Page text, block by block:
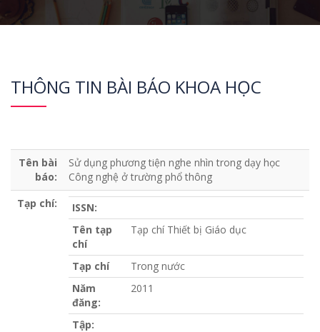
THÔNG TIN BÀI BÁO KHOA HỌC
Tên bài
báo:
Sử dụng phương tiện nghe nhìn trong dạy học
Công nghệ ở trường phổ thông
Tạp chí:
ISSN:
Tên tạp
chí
Tạp chí Thiết bị Giáo dục
Tạp chí
Trong nước
Năm
đăng:
2011
Tập: